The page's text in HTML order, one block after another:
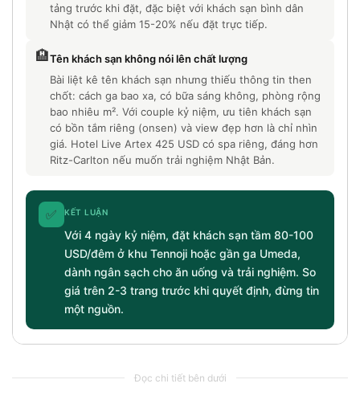
tảng trước khi đặt, đặc biệt với khách sạn bình dân
Nhật có thể giảm 15-20% nếu đặt trực tiếp.
🏨Tên khách sạn không nói lên chất lượng
Bài liệt kê tên khách sạn nhưng thiếu thông tin then
chốt: cách ga bao xa, có bữa sáng không, phòng rộng
bao nhiêu m². Với couple kỷ niệm, ưu tiên khách sạn
có bồn tắm riêng (onsen) và view đẹp hơn là chỉ nhìn
giá. Hotel Live Artex 425 USD có spa riêng, đáng hơn
Ritz-Carlton nếu muốn trải nghiệm Nhật Bản.
✅ KẾT LUẬN
Với 4 ngày kỷ niệm, đặt khách sạn tầm 80-100
USD/đêm ở khu Tennoji hoặc gần ga Umeda,
dành ngân sạch cho ăn uống và trải nghiệm. So
giá trên 2-3 trang trước khi quyết định, đừng tin
một nguồn.
Đọc chi tiết bên dưới